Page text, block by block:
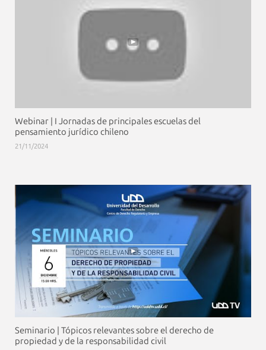
Webinar | I Jornadas de principales escuelas del
pensamiento jurídico chileno
21/11/2024
Seminario | Tópicos relevantes sobre el derecho de
propiedad y de la responsabilidad civil